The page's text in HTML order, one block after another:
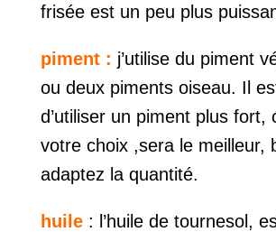
frisée est un peu plus
piment : j’utilise du piment
ou deux piments oiseau. Il
d’utiliser un piment plus fort,
votre choix ,sera le meilleur,
adaptez la quantité.
huile: l’huile de tournesol,